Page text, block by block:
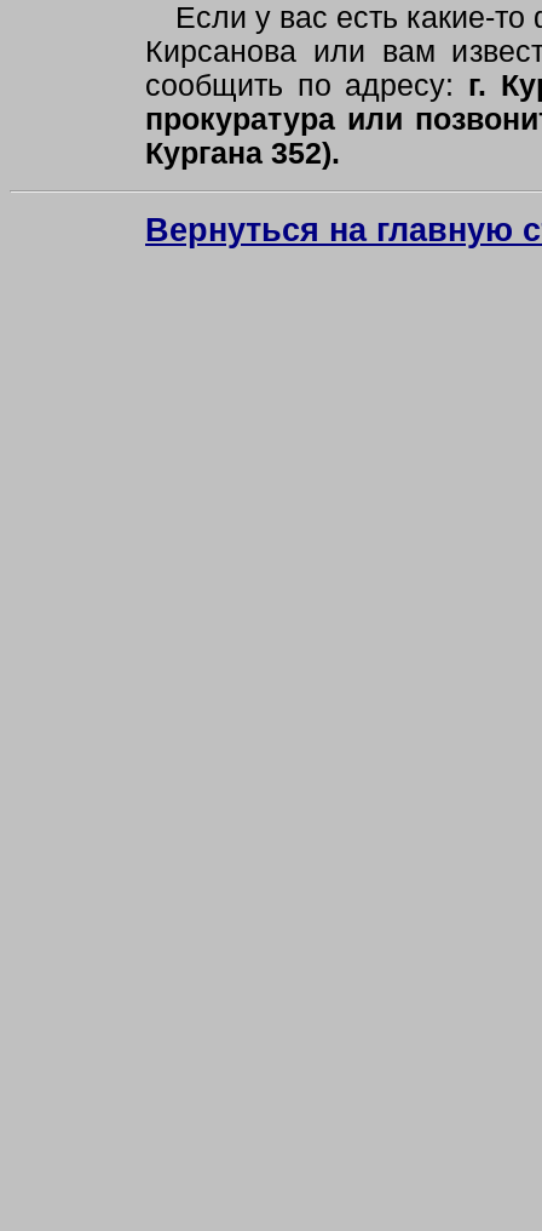
Если у вас есть какие-
Кирсанова или вам
сообщить по адресу: г.
прокуратура или
Кургана 352).
Вернуться на главную